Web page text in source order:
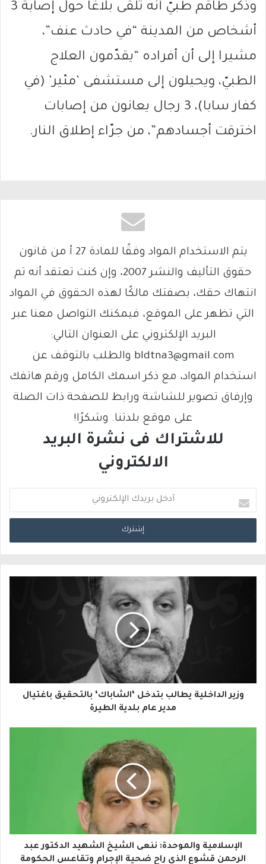
وذكر طاقم طبيّ أنه تلقّى بلاغا حول إصابة 3
أشخاص من المدينة “في حادث عنف”،
مشيرا إلى أن أفراده “يقدّمون العلاج
الطبيّ، ويحيلون إلى مستشفى ’مئير’ (في
كفار سابا)، 3 رجال يعانون من إصابات
اخترقت أجسادهم”، من جرّاء إطلاق النار.
يتم الاستخدام المواد وفقًا للمادة 27 أ من قانون
حقوق التأليف والنشر 2007، وإن كنت تعتقد أنه تم
انتهاك حقك، بصفتك مالكًا لهذه الحقوق في المواد
التي تظهر على الموقع، فيمكنك التواصل معنا عبر
البريد الإلكتروني على العنوان التالي:
bldtna3@gmail.com والطلب بالتوقف عن
استخدام المواد، مع ذكر اسمك الكامل ورقم هاتفك
وإرفاق تصوير للشاشة ورابط للصفحة ذات الصلة
على موقع بلدتنا. وشكرًا!
للاشتراك فى نشرة البريد
الالكتروني
د
خ
ا
إ
وزير الداخلية يطالب بتدخل ‘الشاباك‘ بالتحقيق باغتيال
مدير عام بلدية الطيرة
الإسلامية والموحدة: ننعى الشيخ الشهيد الدكتور عبد
الرحمن قشوع الذي راح ضحية الإجرام وتقاعس الحكومة